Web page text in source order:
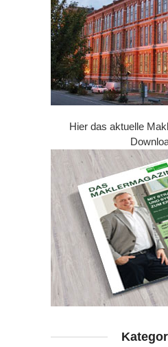
Hier das aktuelle